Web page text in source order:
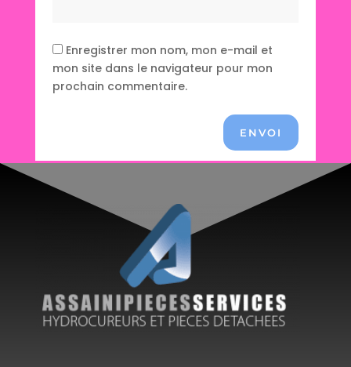
Enregistrer mon nom, mon e-mail et
mon site dans le navigateur pour mon
prochain commentaire.
ENVOI